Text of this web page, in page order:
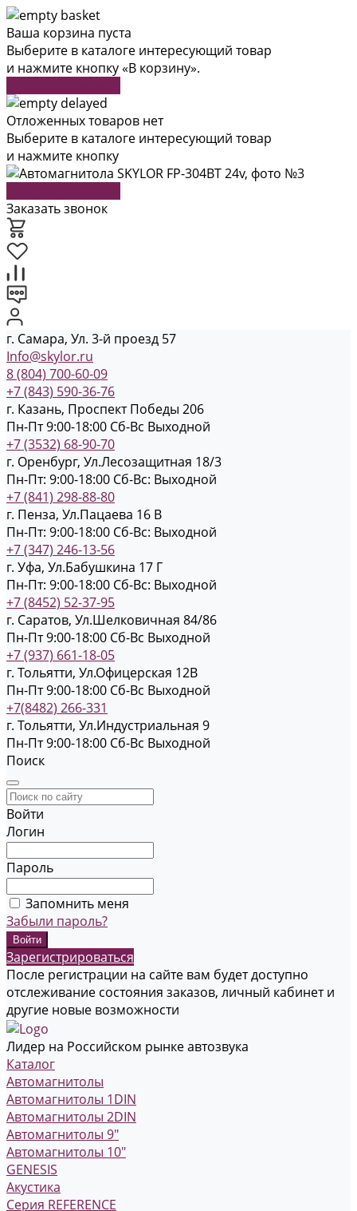
Ваша корзина пуста
Выберите в каталоге интересующий товар
и нажмите кнопку «В корзину».
Отложенных товаров нет
Выберите в каталоге интересующий товар
и нажмите кнопку
Заказать звонок
г. Самара, Ул. 3-й проезд 57
Info@skylor.ru
8 (804) 700-60-09
+7 (843) 590-36-76
г. Казань, Проспект Победы 206
Пн-Пт 9:00-18:00 Cб-Вс Выходной
+7 (3532) 68-90-70
г. Оренбург, Ул.Лесозащитная 18/3
Пн-Пт: 9:00-18:00 Cб-Вс: Выходной
+7 (841) 298-88-80
г. Пенза, Ул.Пацаева 16 В
Пн-Пт: 9:00-18:00 Cб-Вс: Выходной
+7 (347) 246-13-56
г. Уфа, Ул.Бабушкина 17 Г
Пн-Пт: 9:00-18:00 Cб-Вс: Выходной
+7 (8452) 52-37-95
г. Саратов, Ул.Шелковичная 84/86
Пн-Пт 9:00-18:00 Cб-Вс Выходной
+7 (937) 661-18-05
г. Тольятти, Ул.Офицерская 12В
Пн-Пт 9:00-18:00 Cб-Вс Выходной
+7(8482) 266-331
г. Тольятти, Ул.Индустриальная 9
Пн-Пт 9:00-18:00 Cб-Вс Выходной
Поиск
Войти
Логин
Пароль
Запомнить меня
Забыли пароль?
Зарегистрироваться
После регистрации на сайте вам будет доступно
отслеживание состояния заказов, личный кабинет и
другие новые возможности
Лидер на Российском рынке автозвука
Каталог
Автомагнитолы
Автомагнитолы 1DIN
Автомагнитолы 2DIN
Автомагнитолы 9"
Автомагнитолы 10"
GENESIS
Акустика
Серия REFERENCE